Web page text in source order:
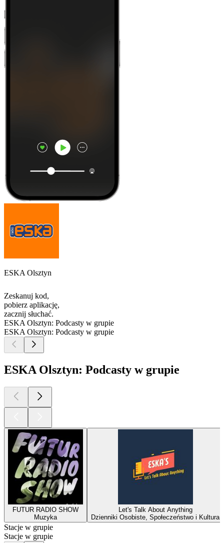
ESKA Olsztyn
Zeskanuj kod,
pobierz aplikację,
zacznij słuchać.
ESKA Olsztyn: Podcasty w grupie
ESKA Olsztyn: Podcasty w grupie
ESKA Olsztyn: Podcasty w grupie
FUTUR RADIO SHOW
Muzyka
Let's Talk About Anything
Dzienniki Osobiste, Społeczeństwo i Kultura
Stacje w grupie
Stacje w grupie